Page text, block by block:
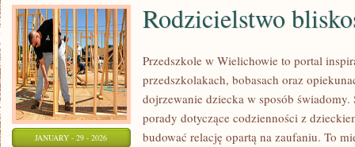
JANUARY - 29 - 2026
Rodzicielstwo
Przedszkole w Wielichowie to portal
przedszkolakach, bobasach oraz
dojrzewanie dziecka w sposób
porady dotyczące codzienności z
budować relację opartą na zaufaniu. To